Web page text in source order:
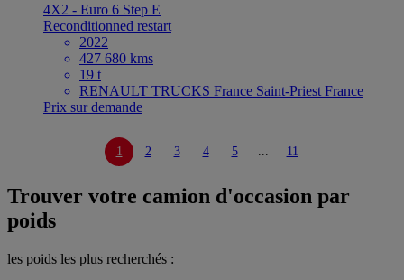
4X2 - Euro 6 Step E
Reconditionned restart
2022
427 680 kms
19 t
RENAULT TRUCKS France Saint-Priest France
Prix sur demande
1 2 3 4 5 11
Trouver votre camion d'occasion par
poids
les poids les plus recherchés :